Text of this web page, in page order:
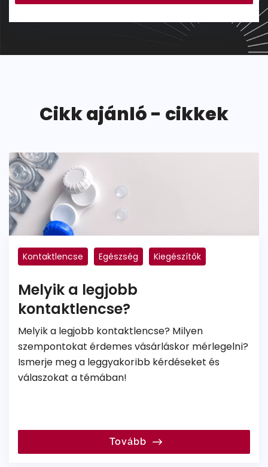
Cikk ajánló - cikkek
Kontaktlencse Egészség Kiegészítők
Melyik a legjobb
kontaktlencse?
Melyik a legjobb kontaktlencse? Milyen
szempontokat érdemes vásárláskor mérlegelni?
Ismerje meg a leggyakoribb kérdéseket és
válaszokat a témában!
Tovább